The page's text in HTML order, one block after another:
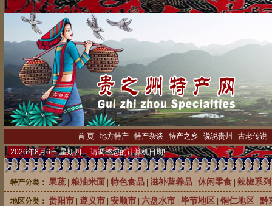
首 页 地方特产 特产杂谈 特产之乡 说说贵州 古老传说
2026年8月6日 星期四 请调整您的计算机日期!
特产分类： 果蔬 粮油米面 特色食品 滋补营养品 休闲零食 辣椒系列
地区分类： 贵阳市 遵义市 安顺市 六盘水市 毕节地区 铜仁地区 黔